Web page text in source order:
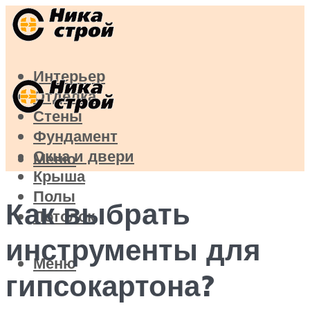
Интерьер
Отделка
Стены
Фундамент
Окна и двери
Крыша
Полы
Потолок
Меню
Меню
Как выбрать
инструменты для
гипсокартона?